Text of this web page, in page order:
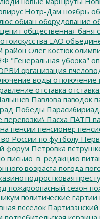
Нотр-Дам ноябрь
обман оборудование
общественная баня
ЕАО
район Олег Костюк
"Генеральная уборка"
организация
воды отключение
отставка
Павлова паводок
Победы
перевозки\ Пасха ПАТП
пенсии пенсионер
России по футболу
форум Петровка
письмо_в_редакцию
возраста погода
подростковая
пожароопасный сезон
политические партии
поселок Партизанский